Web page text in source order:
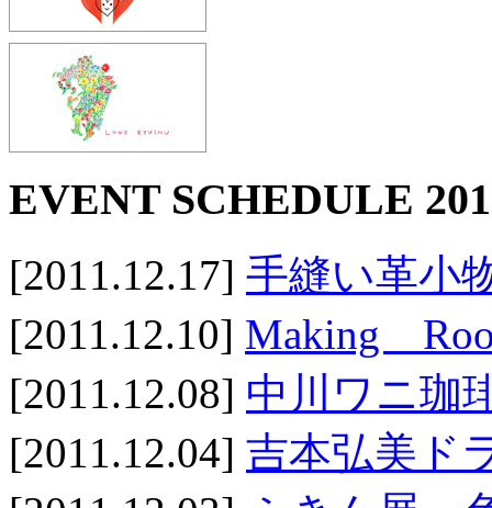
EVENT SCHEDULE
[2011.12.17] 手縫い革小
[2011.12.10] Making
[2011.12.08] 中川ワニ
[2011.12.04] 吉本弘美ド